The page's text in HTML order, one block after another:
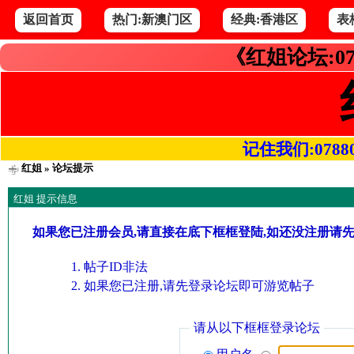
返回首页 热门:新澳门区 经典:香港区 表
《红姐论坛
记住我们
红姐» 论坛提示
红姐 提示信息
如果您已注册会员,请直接在底下框框登陆,如还没注册请
帖子ID非法
如果您已注册,请先登录论坛即可游览帖子
请从以下框框登录论坛